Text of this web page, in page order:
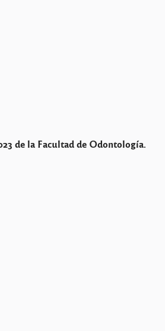
de la Facultad de Odontología.